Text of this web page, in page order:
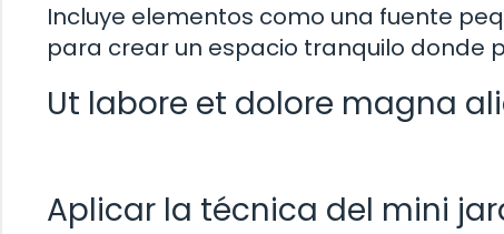
Incluye elementos como una fuente
para crear un espacio tranquilo donde
Ut labore et dolore magna
Aplicar la técnica del mini